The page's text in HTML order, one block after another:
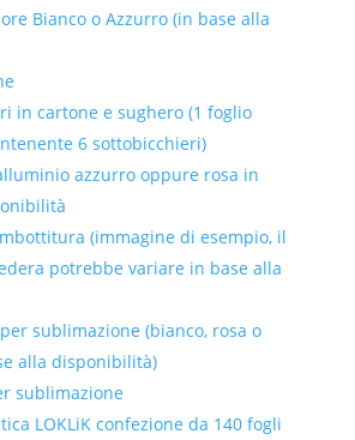
Bianco o Azzurro (in base alla
in cartone e sughero (1 foglio
6 sottobicchieri)
azzurro oppure rosa in
(immagine di esempio, il
potrebbe variare in base alla
sublimazione (bianco, rosa o
alla disponibilità)
sublimazione
LOKLiK confezione da 140 fogli